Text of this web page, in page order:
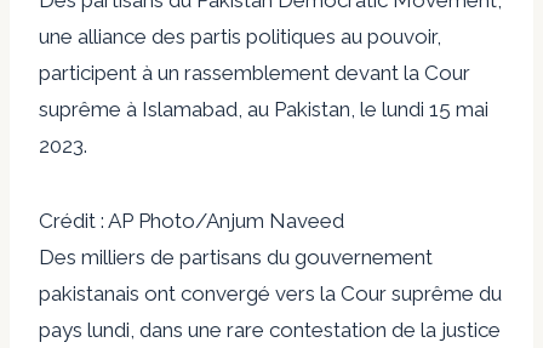
une alliance des partis politiques au pouvoir,
participent à un rassemblement devant la Cour
suprême à Islamabad, au Pakistan, le lundi 15 mai
2023.
Crédit : AP Photo/Anjum Naveed
Des milliers de partisans du gouvernement
pakistanais ont convergé vers la Cour suprême du
pays lundi, dans une rare contestation de la justice